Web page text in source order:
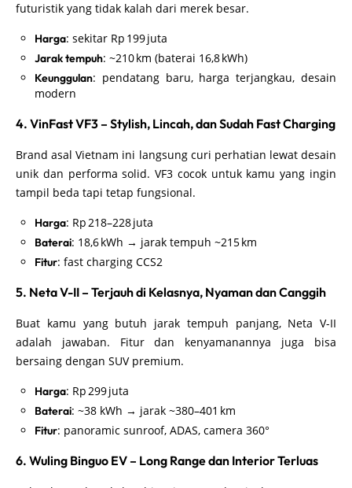
futuristik yang tidak kalah dari merek besar.
Harga: sekitar Rp 199 juta
Jarak tempuh: ~210 km (baterai 16,8 kWh)
Keunggulan: pendatang baru, harga terjangkau, desain
modern
4. VinFast VF3 – Stylish, Lincah, dan Sudah Fast Charging
Brand asal Vietnam ini langsung curi perhatian lewat desain
unik dan performa solid. VF3 cocok untuk kamu yang ingin
tampil beda tapi tetap fungsional.
Harga: Rp 218–228 juta
Baterai: 18,6 kWh → jarak tempuh ~215 km
Fitur: fast charging CCS2
5. Neta V-II – Terjauh di Kelasnya, Nyaman dan Canggih
Buat kamu yang butuh jarak tempuh panjang, Neta V-II
adalah jawaban. Fitur dan kenyamanannya juga bisa
bersaing dengan SUV premium.
Harga: Rp 299 juta
Baterai: ~38 kWh → jarak ~380–401 km
Fitur: panoramic sunroof, ADAS, camera 360°
6. Wuling Binguo EV – Long Range dan Interior Terluas